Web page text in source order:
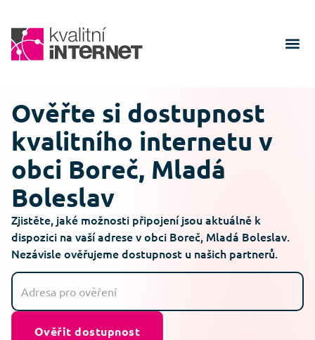
Ověřte si dostupnost
kvalitního internetu v
obci Boreč, Mladá
Boleslav
Zjistěte, jaké možnosti připojení jsou aktuálně k
dispozici na vaší adrese v obci Boreč, Mladá Boleslav.
Nezávisle ověřujeme dostupnost u našich partnerů.
Ověřit dostupnost